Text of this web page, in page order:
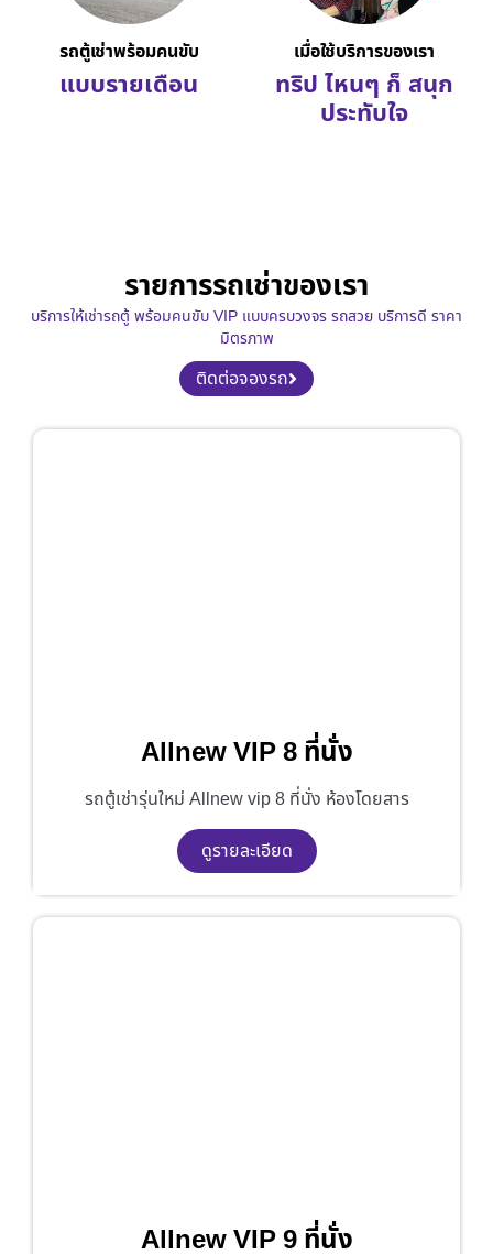
รถตู้เช่าพร้อมคนขับ
แบบรายเดือน
เมื่อใช้บริการของเรา
ทริป ไหนๆ ก็ สนุก
ประทับใจ
รายการรถเช่าของเรา
บริการให้เช่ารถตู้ พร้อมคนขับ VIP แบบครบวงจร รถสวย บริการดี ราคา
มิตรภาพ
ติดต่อจองรถ
Allnew VIP 8 ที่นั่ง
รถตู้เช่ารุ่นใหม่ Allnew vip 8 ที่นั่ง ห้องโดยสาร
ดูรายละเอียด
Allnew VIP 9 ที่นั่ง